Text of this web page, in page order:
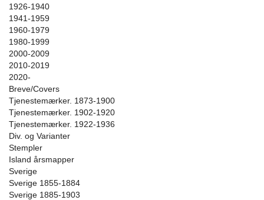
1926-1940
1941-1959
1960-1979
1980-1999
2000-2009
2010-2019
2020-
Breve/Covers
Tjenestemærker. 1873-1900
Tjenestemærker. 1902-1920
Tjenestemærker. 1922-1936
Div. og Varianter
Stempler
Island årsmapper
Sverige
Sverige 1855-1884
Sverige 1885-1903